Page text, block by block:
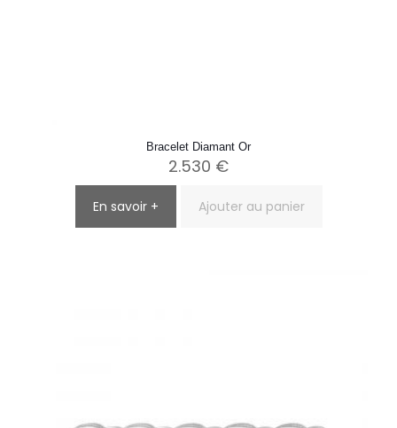
Bracelet Diamant Or
2.530 €
En savoir + Ajouter au panier